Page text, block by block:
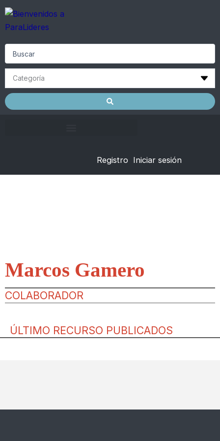
Skip
content
Registro Iniciar sesión
Marcos Gamero
COLABORADOR
ÚLTIMO RECURSO PUBLICADOS